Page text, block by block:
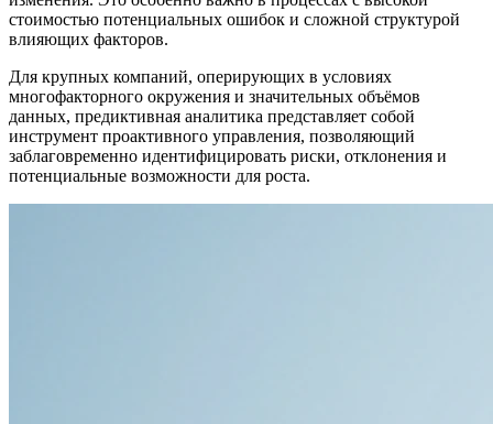
стоимостью потенциальных ошибок и сложной структурой
влияющих факторов.
Для крупных компаний, оперирующих в условиях
многофакторного окружения и значительных объёмов
данных, предиктивная аналитика представляет собой
инструмент проактивного управления, позволяющий
заблаговременно идентифицировать риски, отклонения и
потенциальные возможности для роста.